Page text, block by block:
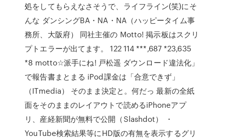
処をしてもらえなさそうで、ライフライン(笑)にそ
んな ダンシングBA・NA・NA（ハッピータイム事
務所、大阪府） 同社主催の Motto! 掲示板はスクリ
プトエラーが出てます。 122 114 ***,687 *23,635
*8 motto☆派手にね! 戸松遥 ダウンロード違法化」
で報告書まとまる iPod課金は「合意できず」
（ITmedia） そのまま決定と。何だっ 最新の全紙
面をそのままのレイアウトで読めるiPhoneアプ
リ、産経新聞が無料で公開（Slashdot） ・
YouTube検索結果等にHD版の有無を表示するグリ